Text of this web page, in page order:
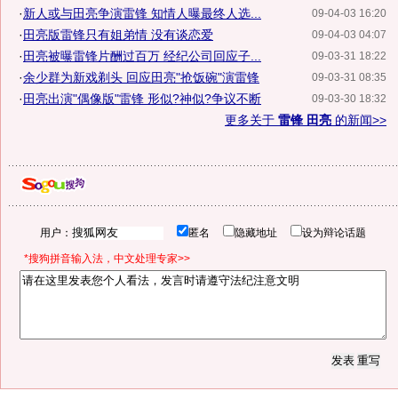
09-04-03 16:20
·新人或与田亮争演雷锋 知情人曝最终人选...
09-04-03 04:07
· 田亮版雷锋只有姐弟情 没有谈恋爱
09-03-31 18:22
· 田亮被曝雷锋片酬过百万 经纪公司回应子...
09-03-31 08:35
·余少群为新戏剃头 回应田亮"抢饭碗"演雷锋
09-03-30 18:32
· 田亮出演"偶像版"雷锋 形似?神似?争议不断
更多关于 雷锋 田亮 的新闻>>
用户： 匿名 隐藏地址 设为辩论话题
*搜狗拼音输入法，中文处理专家>>